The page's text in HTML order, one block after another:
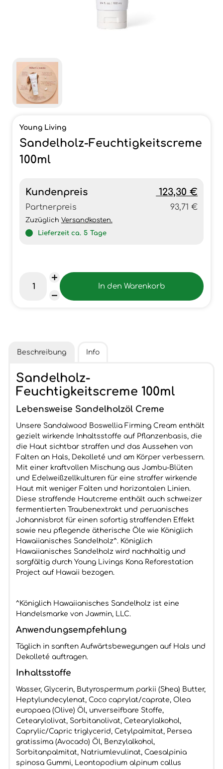
Young Living
Sandelholz-Feuchtigkeitscreme
100ml
Kundenpreis 123,30 €
Partnerpreis 93,71 €
Zuzüglich Versandkosten.
Lieferzeit ca. 5 Tage
Beschreibung Info
Sandelholz-
Feuchtigkeitscreme 100ml
Lebensweise Sandelholzöl Creme
Unsere Sandalwood Boswellia Firming Cream enthält
gezielt wirkende Inhaltsstoffe auf Pflanzenbasis, die
die Haut sichtbar straffen und das Aussehen von
Falten an Hals, Dekolleté und am Körper verbessern.
Mit einer kraftvollen Mischung aus Jambu-Blüten
und Edelweißzellkulturen für eine straffer wirkende
Haut mit weniger Falten und horizontalen Linien.
Diese straffende Hautcreme enthält auch schweizer
fermentierten Traubenextrakt und peruanisches
Johannisbrot für einen sofortig straffenden Effekt
sowie neu pflegende ätherische Öle wie Königlich
Hawaiianisches Sandelholz^. Königlich
Hawaiianisches Sandelholz wird nachhaltig und
sorgfältig durch Young Livings Kona Reforestation
Project auf Hawaii bezogen.
^Königlich Hawaiianisches Sandelholz ist eine
Handelsmarke von Jawmin, LLC.
Anwendungsempfehlung
Täglich in sanften Aufwärtsbewegungen auf Hals und
Dekolleté auftragen.
Inhaltsstoffe
Wasser, Glycerin, Butyrospermum parkii (Shea) Butter,
Heptylundecylenat, Coco caprylat/caprate, Olea
europaea (Olive) Öl, unverseifbare Stoffe,
Cetearylolivat, Sorbitanolivat, Cetearylalkohol,
Caprylic/Capric triglycerid, Cetylpalmitat, Persea
gratissima (Avocado) Öl, Benzylalkohol,
Sorbitanpalmitat, Natriumlevulinat, Caesalpinia
spinosa Gummi, Leontopodium alpinum callus